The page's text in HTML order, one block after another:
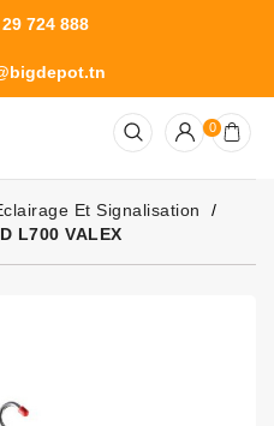
724 888
0
Et Signalisation
L700 VALEX